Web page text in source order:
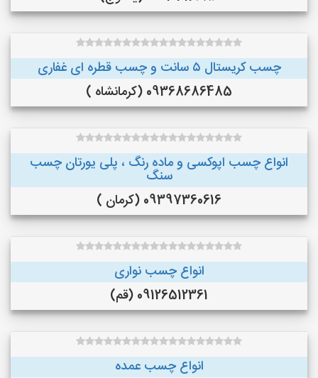
چسب کریستال ۵ سانت و چسب قطره ای غفاری
09368686485 (کرمانشاه )
انواع چسب اپوکسی و ماده رنگ ، پلی یورتان چسب
سنگ
09397360616 (کرمان )
انواع چسب نواری
09126512361 (قم)
انواع چسب عمده